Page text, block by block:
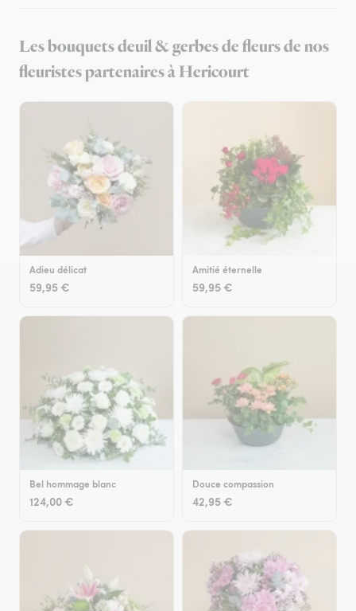
Les bouquets deuil & gerbes de fleurs de nos
fleuristes partenaires à Hericourt
Adieu délicat
59,95 €
Amitié éternelle
59,95 €
Bel hommage blanc
124,00 €
Douce compassion
42,95 €